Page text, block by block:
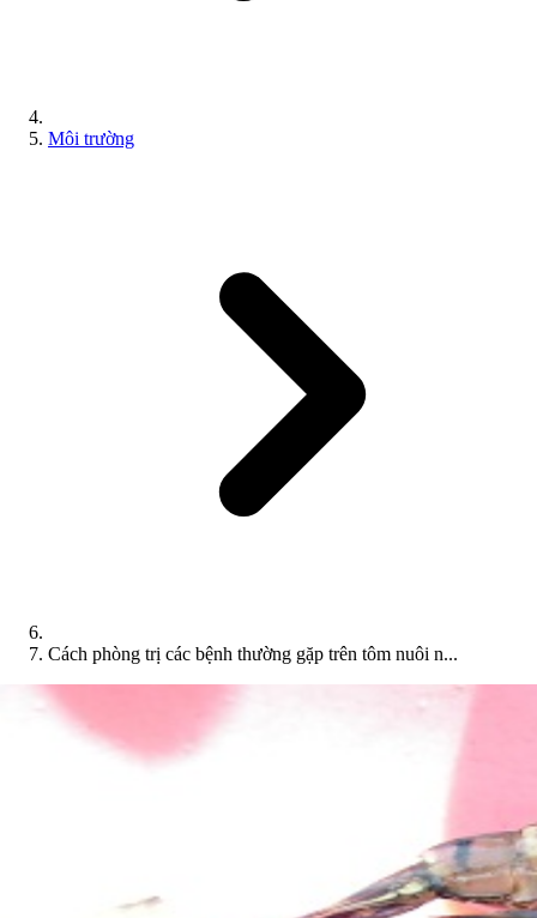
Môi trường
Cách phòng trị các bệnh thường gặp trên tôm nuôi n...